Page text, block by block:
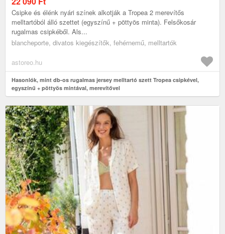
Csipke és élénk nyári színek alkotják a Tropea 2 merevítős
melltartóból álló szettet (egyszínű + pöttyös minta). Felsőkosár
rugalmas csipkéből. Als...
blancheporte, divatos kiegészítők, fehérnemű, melltartók
astoreo.hu
Hasonlók, mint db-os rugalmas jersey melltartó szett Tropea csipkével,
egyszínű + pöttyös mintával, merevítővel